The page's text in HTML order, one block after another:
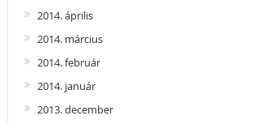
2014. április
2014. március
2014. február
2014. január
2013. december